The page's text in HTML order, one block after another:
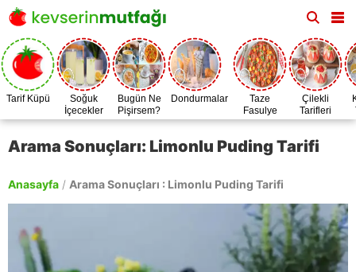
Tarif Küpü
Soğuk
İçecekler
Bugün Ne
Pişirsem?
Dondurmalar
Taze
Fasulye
Zamanı
Çilekli
Tarifleri
Arama Sonuçları: Limonlu Puding Tarifi
Anasayfa / Arama Sonuçları : Limonlu Puding Tarifi